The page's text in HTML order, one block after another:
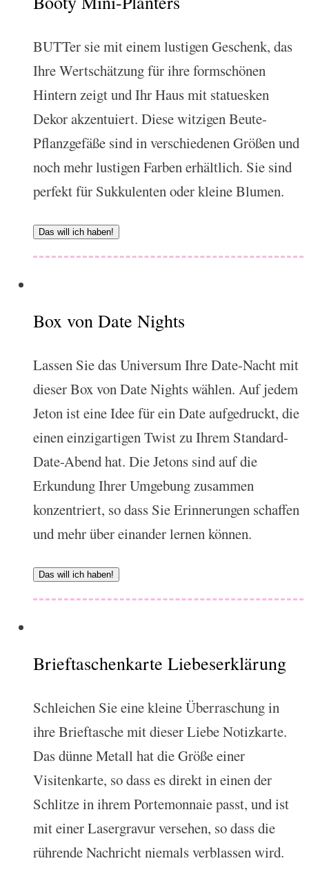
BUTTer sie mit einem lustigen Geschenk, das
Ihre Wertschätzung für ihre formschönen
Hintern zeigt und Ihr Haus mit statuesken
Dekor akzentuiert. Diese witzigen Beute-
Pflanzgefäße sind in verschiedenen Größen und
noch mehr lustigen Farben erhältlich. Sie sind
perfekt für Sukkulenten oder kleine Blumen.
Das will ich haben!
Box von Date Nights
Lassen Sie das Universum Ihre Date-Nacht mit
dieser Box von Date Nights wählen. Auf jedem
Jeton ist eine Idee für ein Date aufgedruckt, die
einen einzigartigen Twist zu Ihrem Standard-
Date-Abend hat. Die Jetons sind auf die
Erkundung Ihrer Umgebung zusammen
konzentriert, so dass Sie Erinnerungen schaffen
und mehr über einander lernen können.
Das will ich haben!
Brieftaschenkarte Liebeserklärung
Schleichen Sie eine kleine Überraschung in
ihre Brieftasche mit dieser Liebe Notizkarte.
Das dünne Metall hat die Größe einer
Visitenkarte, so dass es direkt in einen der
Schlitze in ihrem Portemonnaie passt, und ist
mit einer Lasergravur versehen, so dass die
rührende Nachricht niemals verblassen wird.